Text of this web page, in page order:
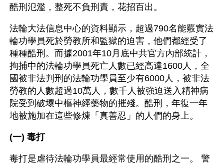
酷刑氾濫，整死不負刑責，花招百出。
法輪大法信息中心的資料顯示，超過790名能覈實法
輪功學員死於勞教所和監獄的迫害，他們都經受了
種種酷刑。而據2001年10月底中共官方內部統計，
拘捕中的法輪功學員死亡人數已經高達1600人，全
國被非法判刑的法輪功學員至少有6000人，被非法
勞教的人數超過10萬人，數千人被強迫送入精神病
院受到破壞中樞神經藥物的摧殘。酷刑，年復一年
地被施加在這些修煉「真善忍」的人們的身上。
(一) 毒打
毒打是虐待法輪功學員最經常使用的酷刑之一。 警